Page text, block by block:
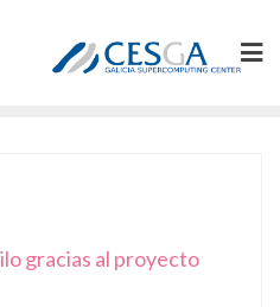
gracias al proyecto